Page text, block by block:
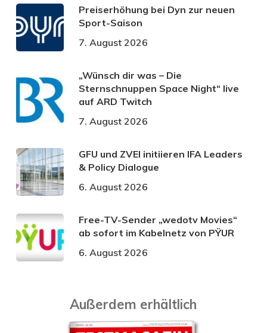
Preiserhöhung bei Dyn zur neuen
Sport-Saison
7. August 2026
„Wünsch dir was – Die
Sternschnuppen Space Night“ live
auf ARD Twitch
7. August 2026
GFU und ZVEI initiieren IFA Leaders
& Policy Dialogue
6. August 2026
Free-TV-Sender „wedotv Movies“
ab sofort im Kabelnetz von PŸUR
6. August 2026
Außerdem erhältlich